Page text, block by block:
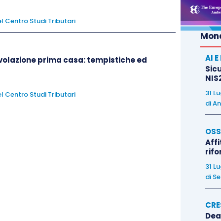
di chiarire che in tema di classamento, il
Centro Studi Tributari
prima casa: tempistiche ed
Centro Studi Tributari
AI
31
di
31
di